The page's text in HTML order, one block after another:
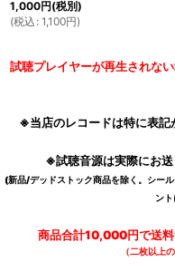
1,000円(税別)
(税込 : 1,100円)
試聴プレイヤーが再生されな
※当店のレコードは特に表
※試聴音源は実際にお
(新品/デッドストック商品を除く。シー
ン
商品合計10,000円で送
（二枚以上